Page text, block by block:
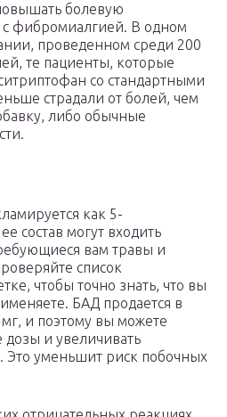
болевую
фибромиалгией. В одном
проведенном среди 200
те пациенты, которые
со стандартными
страдали от болей, чем
либо обычные
как 5-
состав могут входить
вам травы и
список
чтобы точно знать, что вы
БАД продается в
и поэтому вы можете
и увеличивать
Это уменьшит риск побочных